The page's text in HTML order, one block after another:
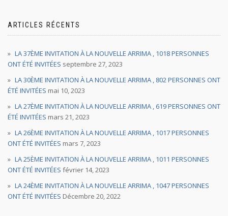
ARTICLES RÉCENTS
LA 37ÈME INVITATION À LA NOUVELLE ARRIMA , 1018 PERSONNES
ONT ÉTÉ INVITÉES septembre 27, 2023
LA 30ÈME INVITATION À LA NOUVELLE ARRIMA , 802 PERSONNES ONT
ÉTÉ INVITÉES mai 10, 2023
LA 27ÈME INVITATION À LA NOUVELLE ARRIMA , 619 PERSONNES ONT
ÉTÉ INVITÉES mars 21, 2023
LA 26ÈME INVITATION À LA NOUVELLE ARRIMA , 1017 PERSONNES
ONT ÉTÉ INVITÉES mars 7, 2023
LA 25ÈME INVITATION À LA NOUVELLE ARRIMA , 1011 PERSONNES
ONT ÉTÉ INVITÉES février 14, 2023
LA 24ÈME INVITATION À LA NOUVELLE ARRIMA , 1047 PERSONNES
ONT ÉTÉ INVITÉES Décembre 20, 2022